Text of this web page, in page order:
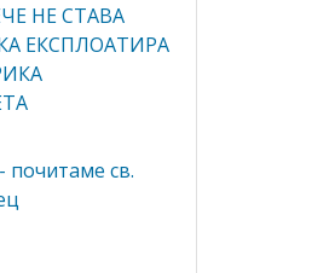
НЕ СТАВА
ЕКСПЛОАТИРА
почитаме св.